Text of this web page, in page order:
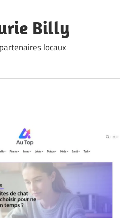
Billy
locaux